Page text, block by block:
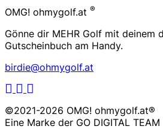
OMG! ohmygolf.at ®
Gönne dir MEHR Golf mit deinem
Gutscheinbuch am Handy.
birdie@ohmygolf.at
LinkedIn
Facebook
Instagram
©2021-2026 OMG! ohmygolf.at®
Eine Marke der GO DIGITAL TEAM